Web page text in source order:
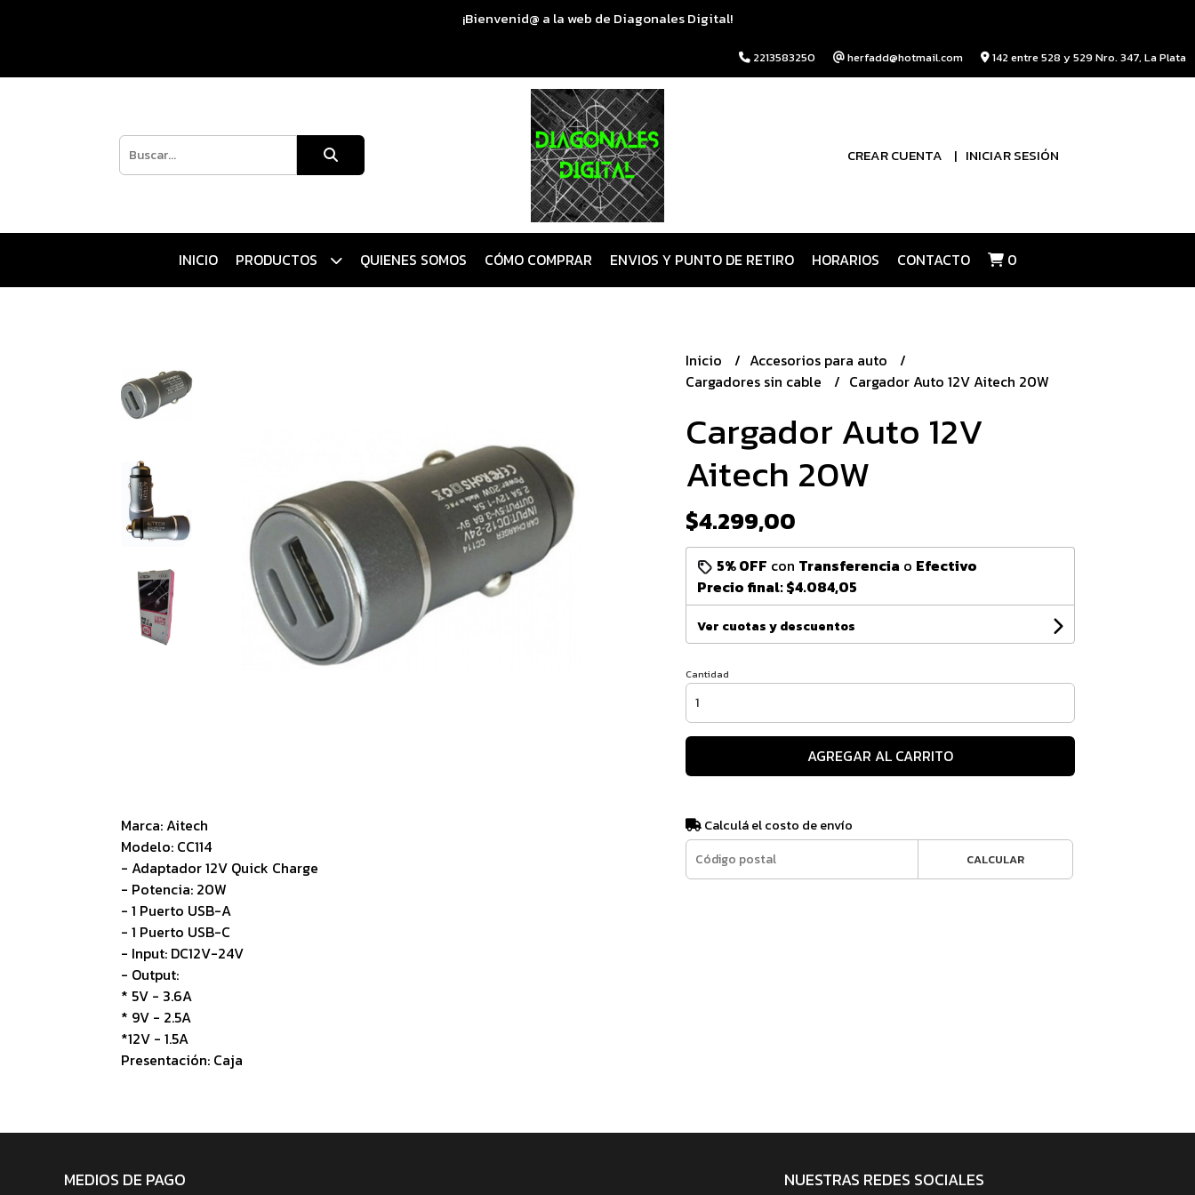
¡Bienvenid@ a la web de Diagonales Digital!
2213583250 herfadd@hotmail.com 142 entre 528 y 529 Nro. 347, La Plata
CREAR CUENTA INICIAR SESIÓN
INICIO PRODUCTOS QUIENES SOMOS CÓMO COMPRAR ENVIOS Y PUNTO DE RETIRO HORARIOS CONTACTO 0
Marca: Aitech
Modelo: CC114
- Adaptador 12V Quick Charge
- Potencia: 20W
- 1 Puerto USB-A
- 1 Puerto USB-C
- Input: DC12V-24V
- Output:
* 5V - 3.6A
* 9V - 2.5A
*12V - 1.5A
Presentación: Caja
Inicio
Accesorios para auto
Cargadores sin cable
Cargador Auto 12V Aitech 20W
Cargador Auto 12V
Aitech 20W
$4.299,00
5% OFF con Transferencia o Efectivo
Precio final:$4.084,05
Ver cuotas y descuentos
Cantidad
AGREGAR AL CARRITO
Calculá el costo de envío
CALCULAR
MEDIOS DE PAGO NUESTRAS REDES SOCIALES